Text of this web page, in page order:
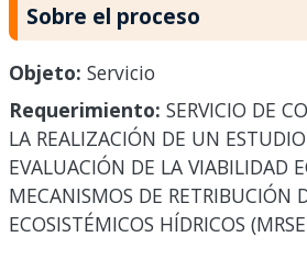
Sobre el proceso
Objeto: Servicio
Requerimiento: SERVICIO DE
LA REALIZACIÓN DE UN
EVALUACIÓN DE LA VIABILIDAD
MECANISMOS DE RETRIBUCIÓN
ECOSISTÉMICOS HÍDRICOS